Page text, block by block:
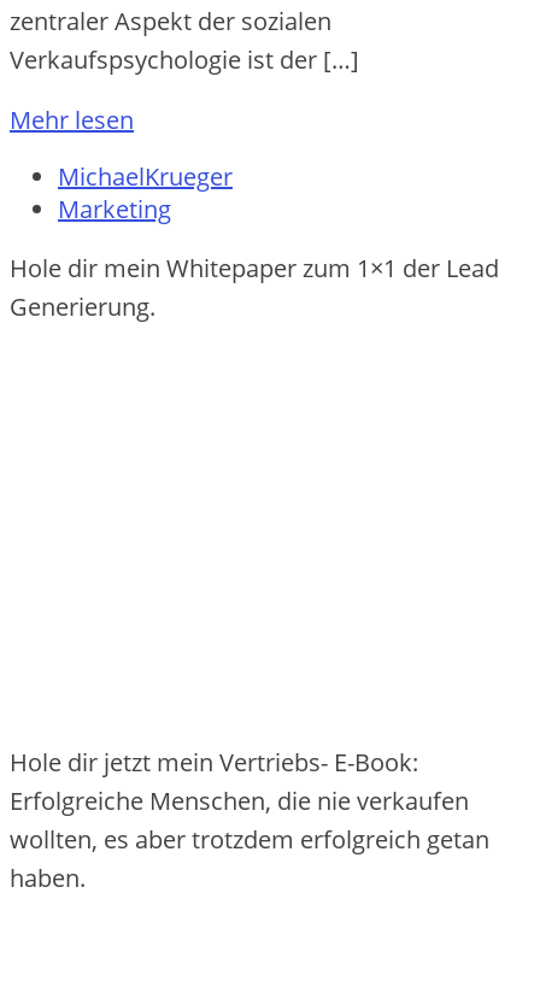
zentraler Aspekt der sozialen
Verkaufspsychologie ist der […]
Mehr lesen
MichaelKrueger
Marketing
Hole dir mein Whitepaper zum 1×1 der Lead
Generierung.
Hole dir jetzt mein Vertriebs- E-Book:
Erfolgreiche Menschen, die nie verkaufen
wollten, es aber trotzdem erfolgreich getan
haben.